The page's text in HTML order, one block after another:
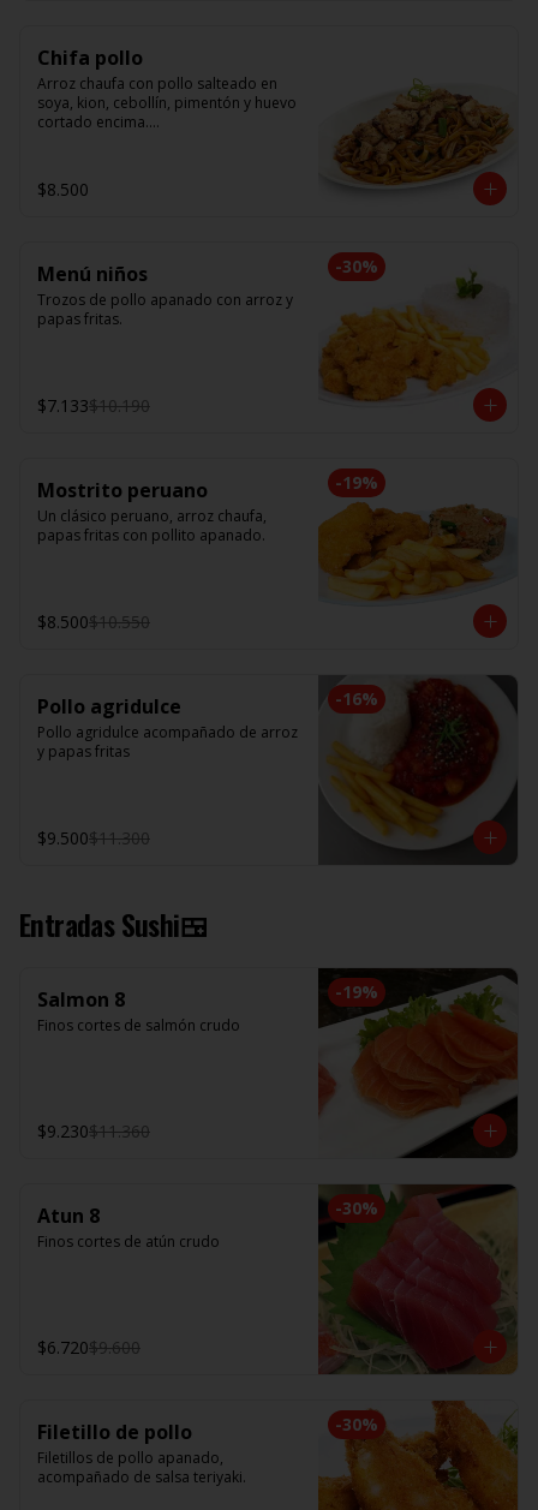
Chifa pollo
Arroz chaufa con pollo salteado en
soya, kion, cebollín, pimentón y huevo
cortado encima.
cebollín, tomate y cebolla morada.
$8.500
-30%
Menú niños
Trozos de pollo apanado con arroz y
papas fritas.
$7.133$10.190
-19%
Mostrito peruano
Un clásico peruano, arroz chaufa,
papas fritas con pollito apanado.
$8.500$10.550
-16%
Pollo agridulce
Pollo agridulce acompañado de arroz
y papas fritas
$9.500$11.300
Entradas Sushi🍱
-19%
Salmon 8
Finos cortes de salmón crudo
$9.230$11.360
-30%
Atun 8
Finos cortes de atún crudo
$6.720$9.600
-30%
Filetillo de pollo
Filetillos de pollo apanado,
acompañado de salsa teriyaki.